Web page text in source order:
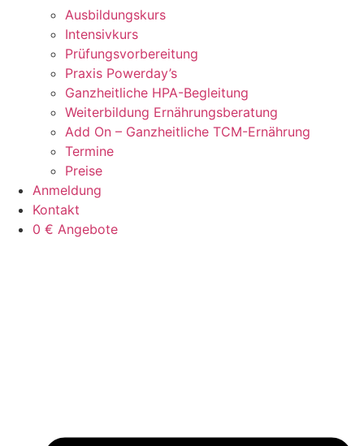
Ausbildungskurs
Intensivkurs
Prüfungsvorbereitung
Praxis Powerday’s
Ganzheitliche HPA-Begleitung
Weiterbildung Ernährungsberatung
Add On – Ganzheitliche TCM-Ernährung
Termine
Preise
Anmeldung
Kontakt
0 € Angebote